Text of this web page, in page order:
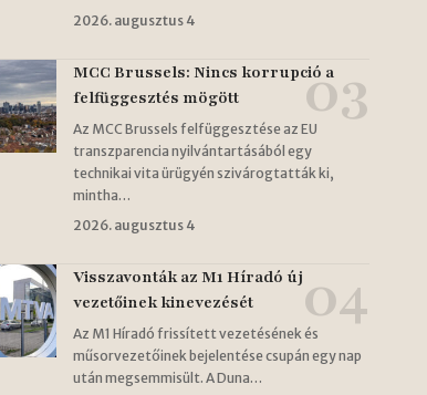
2026. augusztus 4
MCC Brussels: Nincs korrupció a
felfüggesztés mögött
Az MCC Brussels felfüggesztése az EU
transzparencia nyilvántartásából egy
technikai vita ürügyén szivárogtatták ki,
mintha…
2026. augusztus 4
Visszavonták az M1 Híradó új
vezetőinek kinevezését
Az M1 Híradó frissített vezetésének és
műsorvezetőinek bejelentése csupán egy nap
után megsemmisült. A Duna…